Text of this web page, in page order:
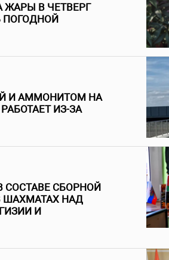
ЖАРЫ В ЧЕТВЕРГ
ПОГОДНОЙ
И АММОНИТОМ НА
ИЗ-ЗА
СБОРНОЙ
ШАХМАТАХ НАД
И